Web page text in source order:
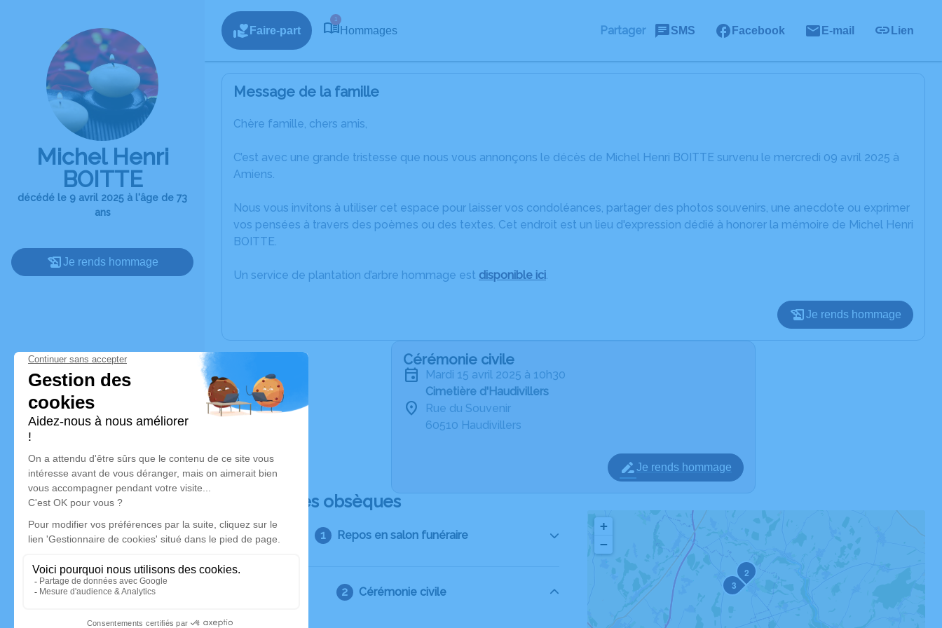
Michel Henri
BOITTE
décédé le 9 avril 2025 à l'âge de 73
ans
Je rends hommage
Faire-part
1
Hommages Partager SMS Facebook E-mail Lien
Message de la famille
Chère famille, chers amis,
C’est avec une grande tristesse que nous vous annonçons le décès de Michel Henri BOITTE survenu le mercredi 09 avril 2025 à
Amiens.
Nous vous invitons à utiliser cet espace pour laisser vos condoléances, partager des photos souvenirs, une anecdote ou exprimer
vos pensées à travers des poèmes ou des textes. Cet endroit est un lieu d'expression dédié à honorer la mémoire de Michel Henri
BOITTE.
Un service de plantation d’arbre hommage est disponible ici.
Je rends hommage
Cérémonie civile
mardi 15 avril 2025 à 10h30
Cimetière d'Haudivillers
Rue du Souvenir
60510 Haudivillers
Je rends hommage
Déroulé des obsèques
Repos en salon funéraire
Cérémonie civile
2
3
+
−